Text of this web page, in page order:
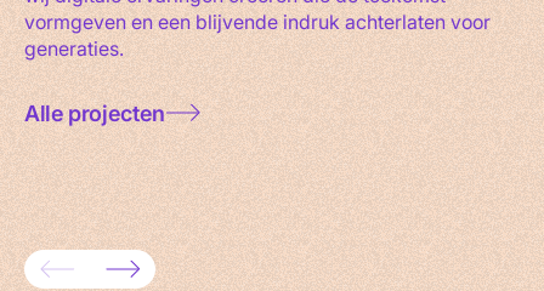
vormgeven en een blijvende indruk achterlaten voor
generaties.
Alle projecten
Het versterken van de maker
movement van de 21e eeuw